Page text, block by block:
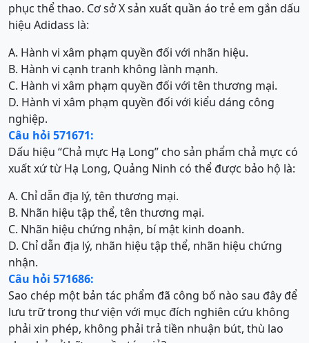
phục thể thao. Cơ sở X sản xuất quần áo trẻ em gắn dấu
hiệu Adidass là:
A. Hành vi xâm phạm quyền đối với nhãn hiệu.
B. Hành vi cạnh tranh không lành mạnh.
C. Hành vi xâm phạm quyền đối với tên thương mại.
D. Hành vi xâm phạm quyền đối với kiểu dáng công
nghiệp.
Câu hỏi 571671:
Dấu hiệu “Chả mực Hạ Long” cho sản phẩm chả mực có
xuất xứ từ Hạ Long, Quảng Ninh có thể được bảo hộ là:
A. Chỉ dẫn địa lý, tên thương mại.
B. Nhãn hiệu tập thể, tên thương mại.
C. Nhãn hiệu chứng nhận, bí mật kinh doanh.
D. Chỉ dẫn địa lý, nhãn hiệu tập thể, nhãn hiệu chứng
nhận.
Câu hỏi 571686:
Sao chép một bản tác phẩm đã công bố nào sau đây để
lưu trữ trong thư viện với mục đích nghiên cứu không
phải xin phép, không phải trả tiền nhuận bút, thù lao